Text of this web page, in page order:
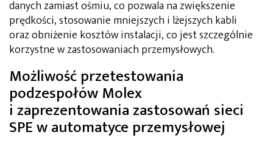
danych zamiast ośmiu, co pozwala na zwiększenie
prędkości, stosowanie mniejszych i lżejszych kabli
oraz obniżenie kosztów instalacji, co jest szczególnie
korzystne w zastosowaniach przemysłowych.
Możliwość przetestowania
podzespołów Molex
i zaprezentowania zastosowań sieci
SPE w automatyce przemysłowej